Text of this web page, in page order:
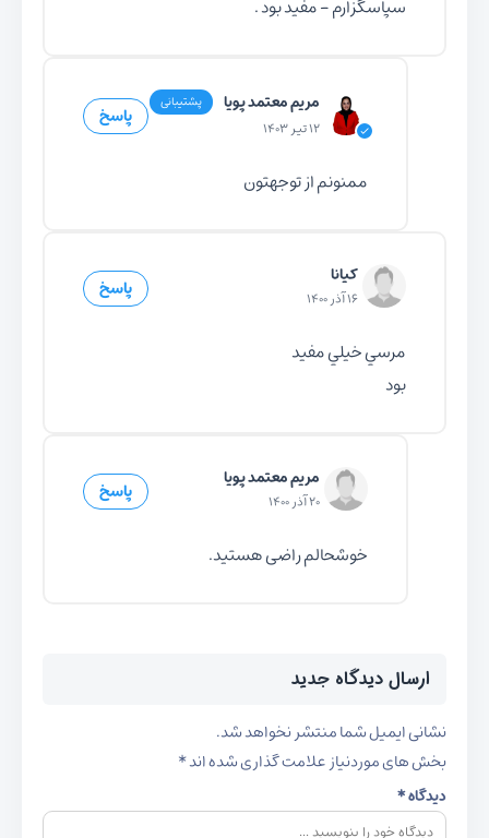
سپاسگزارم - مفید بود .
مریم معتمد پویا پشتیبانی
۱۲ تیر ۱۴۰۳ پاسخ
ممنونم از توجهتون
کیانا
۱۶ آذر ۱۴۰۰ پاسخ
مرسي خيلي مفيد
بود
مریم معتمد پویا
۲۰ آذر ۱۴۰۰ پاسخ
خوشحالم راضی هستید.
ارسال دیدگاه جدید
نشانی ایمیل شما منتشر نخواهد شد.
بخش های موردنیاز علامت گذاری شده اند*
دیدگاه*